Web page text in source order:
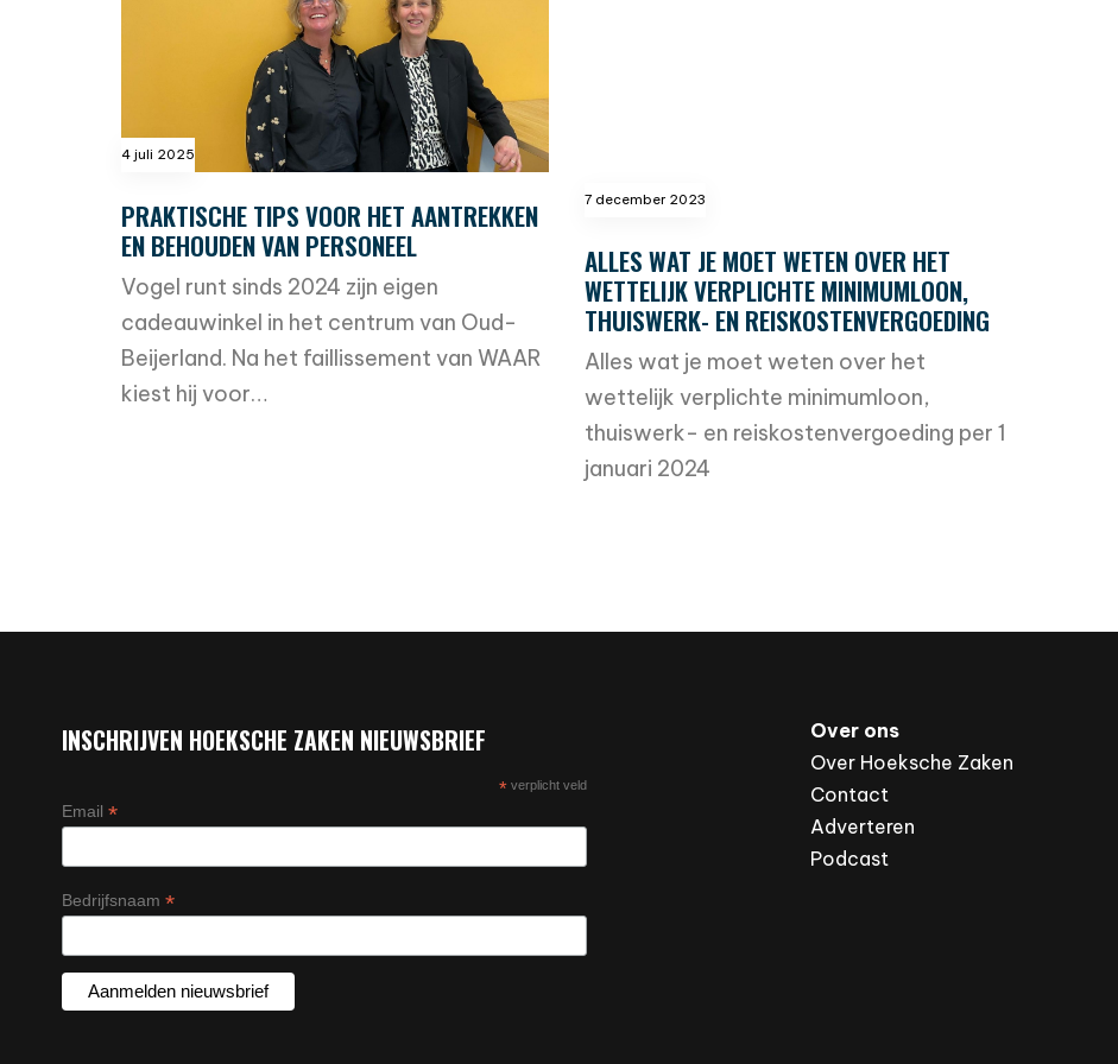
4 juli 2025
PRAKTISCHE TIPS VOOR HET AANTREKKEN
EN BEHOUDEN VAN PERSONEEL
Vogel runt sinds 2024 zijn eigen
cadeauwinkel in het centrum van Oud-
Beijerland. Na het faillissement van WAAR
kiest hij voor…
7 december 2023
ALLES WAT JE MOET WETEN OVER HET
WETTELIJK VERPLICHTE MINIMUMLOON,
THUISWERK- EN REISKOSTENVERGOEDING
Alles wat je moet weten over het
wettelijk verplichte minimumloon,
thuiswerk- en reiskostenvergoeding per 1
januari 2024
INSCHRIJVEN HOEKSCHE ZAKEN NIEUWSBRIEF
*verplicht veld
Email *
Bedrijfsnaam *
Over ons
Over Hoeksche Zaken
Contact
Adverteren
Podcast